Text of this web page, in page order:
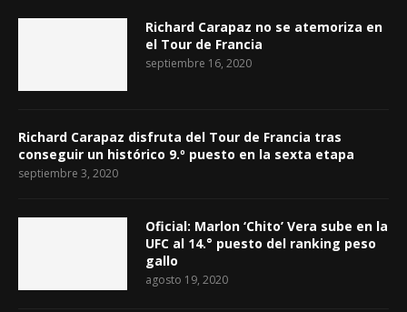
Richard Carapaz no se atemoriza en
el Tour de Francia
septiembre 16, 2020
Richard Carapaz disfruta del Tour de Francia tras
conseguir un histórico 9.º puesto en la sexta etapa
septiembre 3, 2020
Oficial: Marlon ‘Chito’ Vera sube en la
UFC al 14.° puesto del ranking peso
gallo
agosto 19, 2020